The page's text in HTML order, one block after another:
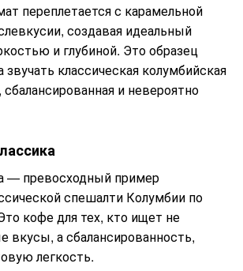
переплетается с карамельной
создавая идеальный
и глубиной. Это образец
звучать классическая колумбийская
и невероятно
— превосходный пример
спешалти Колумбии по
кофе для тех, кто ищет не
вкусы, а сбалансированность,
легкость.